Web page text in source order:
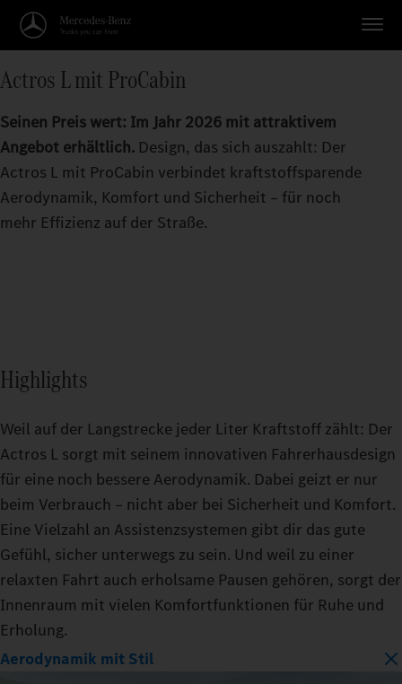
Actros L mit ProCabin
Seinen Preis wert: Im Jahr 2026 mit attraktivem
Angebot erhältlich. Design, das sich auszahlt: Der
Actros L mit ProCabin verbindet kraftstoffsparende
Aerodynamik, Komfort und Sicherheit – für noch
mehr Effizienz auf der Straße.
Highlights
Weil auf der Langstrecke jeder Liter Kraftstoff zählt: Der
Actros L sorgt mit seinem innovativen Fahrerhausdesign
für eine noch bessere Aerodynamik. Dabei geizt er nur
beim Verbrauch – nicht aber bei Sicherheit und Komfort.
Eine Vielzahl an Assistenzsystemen gibt dir das gute
Gefühl, sicher unterwegs zu sein. Und weil zu einer
relaxten Fahrt auch erholsame Pausen gehören, sorgt der
Innenraum mit vielen Komfortfunktionen für Ruhe und
Erholung.
Aerodynamik mit Stil